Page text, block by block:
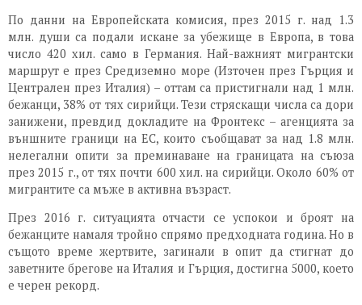
По данни на Европейската комисия, през 2015 г. над 1.3
млн. души са подали искане за убежище в Европа, в това
число 420 хил. само в Германия. Най-важният мигрантски
маршрут е през Средиземно море (Източен през Гърция и
Централен през Италия) – оттам са пристигнали над 1 млн.
бежанци, 38% от тях сирийци. Тези стряскащи числа са дори
занижени, превдид докладите на Фронтекс – агенцията за
външните граници на ЕС, които съобщават за над 1.8 млн.
нелегални опити за преминаване на границата на съюза
през 2015 г., от тях почти 600 хил. на сирийци. Около 60% от
мигрантите са мъже в активна възраст.
През 2016 г. ситуацията отчасти се успокои и броят на
бежанците намаля тройно спрямо предходната година. Но в
същото време жертвите, загинали в опит да стигнат до
заветните брегове на Италия и Гърция, достигна 5000, което
е черен рекорд.